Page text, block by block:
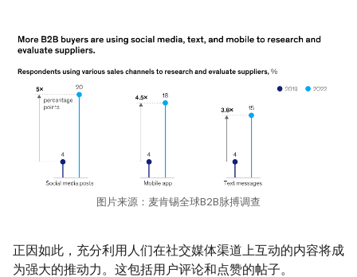
图片来源：麦肯锡全球B2B脉搏调查
正因如此，充分利用人们在社交媒体渠道上互动的内容将成
为强大的推动力。这包括用户评论和点赞的帖子。